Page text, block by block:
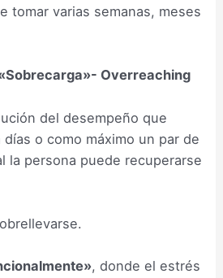
tomar varias semanas, meses
Overreaching
del desempeño que
o como máximo un par de
la persona puede recuperarse
, donde el estrés